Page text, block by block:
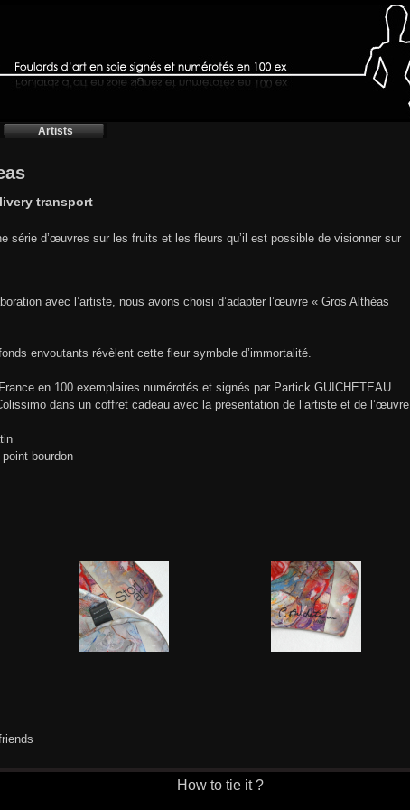
Artists
transport
série d’œuvres sur les fruits et les fleurs qu’il est possible de visionner sur
avec l’artiste, nous avons choisi d’adapter l’œuvre « Gros Althéas
envoutants révèlent cette fleur symbole d’immortalité.
en 100 exemplaires numérotés et signés par Partick GUICHETEAU.
dans un coffret cadeau avec la présentation de l’artiste et de l’œuvre
bourdon
How to tie it ?